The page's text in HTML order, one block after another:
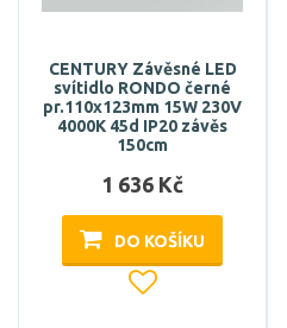
CENTURY Závěsné LED
svítidlo RONDO černé
pr.110x123mm 15W 230V
4000K 45d IP20 závěs
150cm
1 636 Kč
DO KOŠÍKU